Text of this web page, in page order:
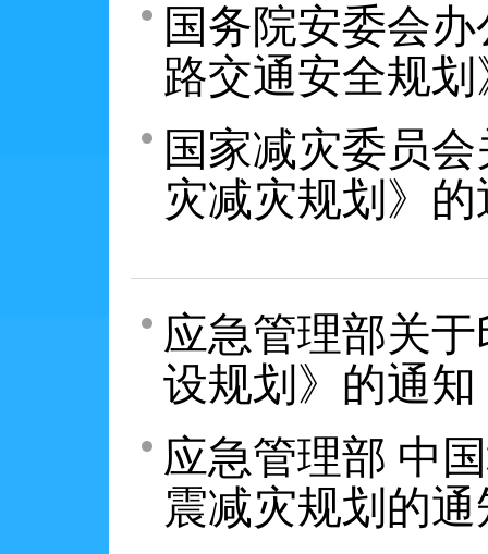
国务院安委会
路交通安全规
国家减灾委员
灾减灾规划》
应急管理部关
设规划》的通知
应急管理部 中
震减灾规划的通